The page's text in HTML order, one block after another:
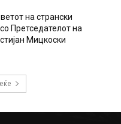
на странски
Претседателот на
Мицкоски